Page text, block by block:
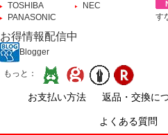
TOSHIBA
NEC
PANASONIC
す
お得情報配信中
Blogger
もっと：
お支払い方法 返品・交換に
よくある質問